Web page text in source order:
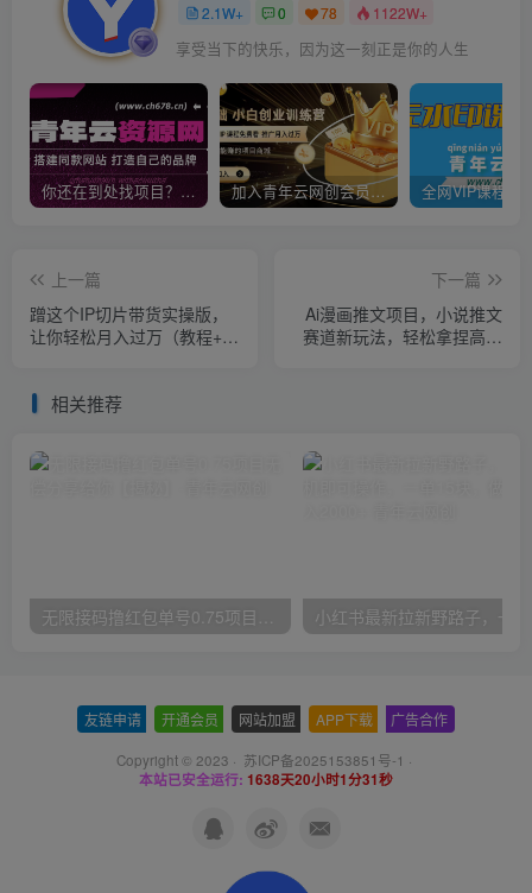
2.1W+ 0 78 1122W+
享受当下的快乐，因为这一刻正是你的人生
你还在到处找项目？还在当韭菜？我靠卖项目一个月收入5万+，曾经我也是个失败者。 加入青年云网创会员，全站资源免费学习。加入高级合伙人，推广日入1000+
上一篇
蹭这个IP切片带货实操版，
让你轻松月入过万（教程+素
下一篇
Ai漫画推文项目，小说推文
赛道新玩法，轻松拿捏高收
相关推荐
无限接码撸红包单号0.75项目无偿分享给你【揭秘】
友链申请 开通会员 网站加盟 APP下载 广告合作
Copyright © 2023 · 苏ICP备2025153851号-1 ·
本站已安全运行: 1638天20小时1分31秒